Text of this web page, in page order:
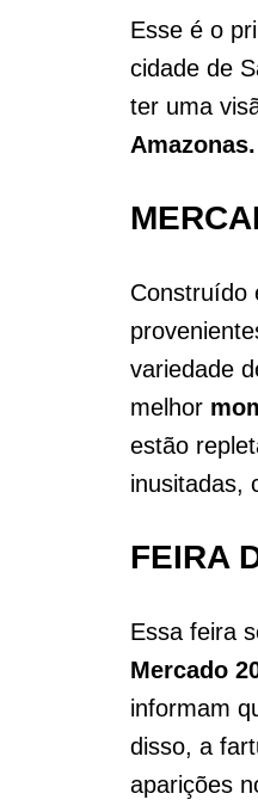
Esse é o
cidade de
ter uma
Amazonas.
Construído
variedade
melhor
estão
inusitadas,
FEIRA
Essa feira
Mercado
informam
disso, a
aparições